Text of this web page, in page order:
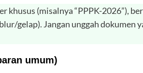
khusus (misalnya “PPPK-2026”),
gelap). Jangan unggah dokumen
umum)